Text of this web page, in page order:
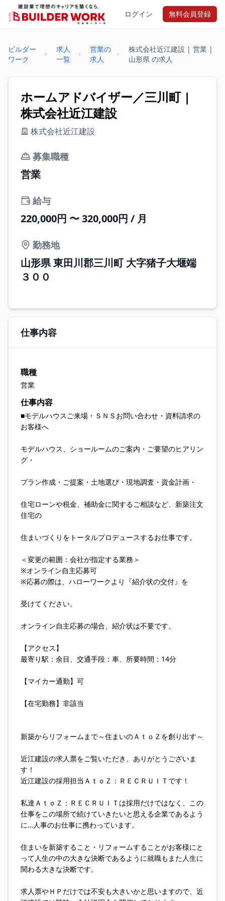
ログイン 無料会員登録
ビルダー
ワーク
求人
一覧
営業の
求人
株式会社近江建設 | 営業 |
山形県 の求人
ホームアドバイザー／三川町 |
株式会社近江建設
株式会社近江建設
募集職種
営業
給与
220,000円 〜 320,000円 / 月
勤務地
山形県 東田川郡三川町 大字猪子大堰端
３００
仕事内容
職種
営業
仕事内容
■モデルハウスご来場・ＳＮＳお問い合わせ・資料請求の
お客様へ
モデルハウス、ショールームのご案内・ご要望のヒアリン
グ・
プラン作成・ご提案・土地選び・現地調査・資金計画・
住宅ローンや税金、補助金に関するご相談など、新築注文
住宅の
住まいづくりをトータルプロデュースするお仕事です。
＜変更の範囲：会社が指定する業務＞
※オンライン自主応募可
※応募の際は、ハローワークより『紹介状の交付』を
受けてください。
オンライン自主応募の場合、紹介状は不要です。
【アクセス】
最寄り駅：余目、交通手段：車、所要時間：14分
【マイカー通勤】可
【在宅勤務】非該当
新築からリフォームまで～住まいのＡｔｏＺを創り出す～
近江建設の求人票をご覧いただき、ありがとうございま
す！
近江建設の採用担当ＡｔｏＺ：ＲＥＣＲＵＩＴです！
私達ＡｔｏＺ：ＲＥＣＲＵＩＴは採用だけではなく、この
仕事をこの場所で続けていきたいと思える企業であるよう
に…人事のお仕事に携わっています。
住まいを新築すること・リフォームすることがお客様にと
って人生の中の大きな決断であるように就職もまた人生に
関わる大きな決断です。
求人票やＨＰだけでは不安も大きいかと思いますので、近